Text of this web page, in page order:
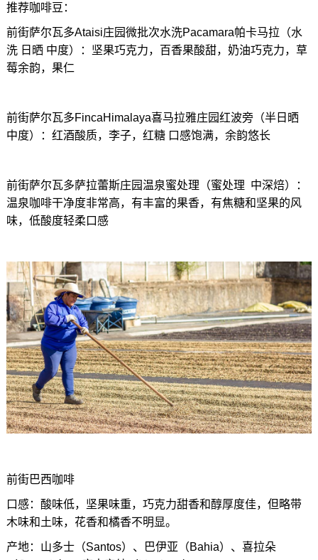
推荐咖啡豆：
前街萨尔瓦多Ataisi庄园微批次水洗Pacamara帕卡马拉（水
洗 日晒 中度）：坚果巧克力，百香果酸甜，奶油巧克力，草
莓余韵，果仁
前街萨尔瓦多FincaHimalaya喜马拉雅庄园红波旁（半日晒
中度）：红酒酸质，李子，红糖 口感饱满，余韵悠长
前街萨尔瓦多萨拉蕾斯庄园温泉蜜处理（蜜处理 中深焙）：
温泉咖啡干净度非常高，有丰富的果香，有焦糖和坚果的风
味，低酸度轻柔口感
前街巴西咖啡
口感：酸味低，坚果味重，巧克力甜香和醇厚度佳，但略带
木味和土味，花香和橘香不明显。
产地： 山多士（Santos）、巴伊亚（Bahia）、喜拉朵